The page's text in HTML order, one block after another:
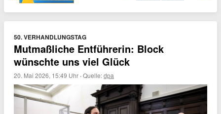
50. VERHANDLUNGSTAG
Mutmaßliche Entführerin: Block
wünschte uns viel Glück
20. Mai 2026, 15:49 Uhr ·Quelle:dpa